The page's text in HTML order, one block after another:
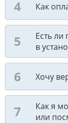
Как
Есть ли
в
Хочу
Как я
или